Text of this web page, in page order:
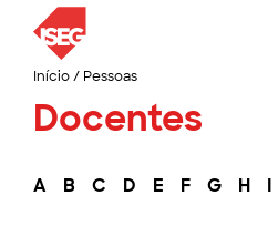
Início/ Pessoas
Docentes
A B C D E F G H I